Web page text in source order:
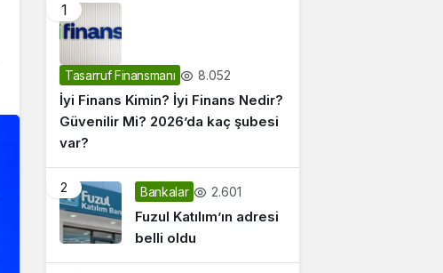
1
Tasarruf Finansmanı 8.052
İyi Finans Kimin? İyi Finans Nedir?
Güvenilir Mi? 2026’da kaç şubesi
var?
2 Bankalar 2.601
Fuzul Katılım’ın adresi
belli oldu